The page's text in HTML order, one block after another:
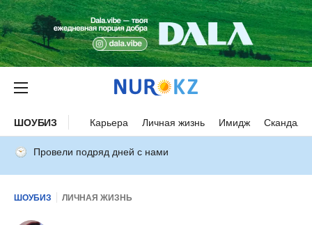
ШОУБИЗ Карьера Личная жизнь Имидж Скандалы
Провели подряд дней с нами
ШОУБИЗ ЛИЧНАЯ ЖИЗНЬ